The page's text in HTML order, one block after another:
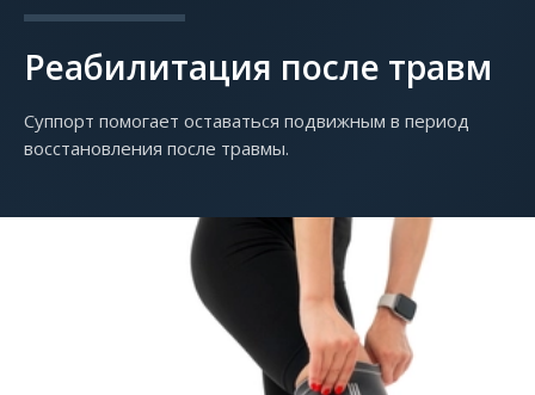
Реабилитация после травм
Суппорт помогает оставаться подвижным в период
восстановления после травмы.